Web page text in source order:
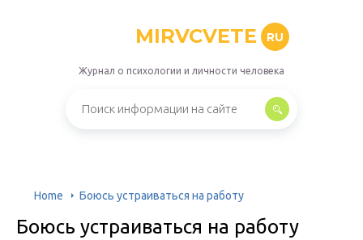
MIRVCVETE RU
Журнал о психологии и личности человека
Home Боюсь устраиваться на работу
Боюсь устраиваться на работу